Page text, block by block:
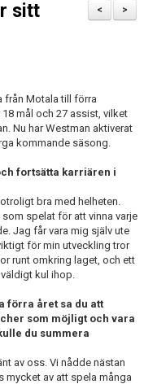
>
<
sitt
från Motala till förra
mål och 27 assist, vilket
Nu har Westman aktiverat
kommande säsong.
fortsätta karriären i
bra med helheten.
spelat för att vinna varje
Jag får vara mig själv ute
för min utveckling tror
runt omkring laget, och ett
kul ihop.
förra året sa du att
som möjligt och vara
du summera
av oss. Vi nådde nästan
mycket av att spela många